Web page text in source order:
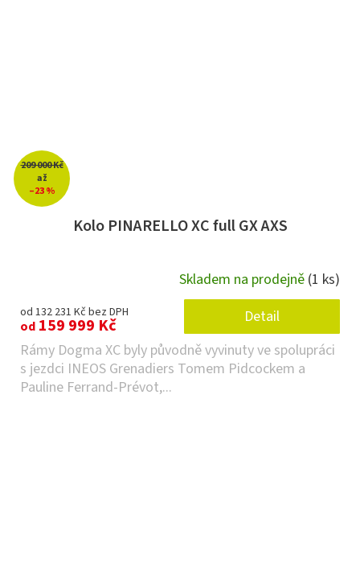
209 000 Kč
až
–23 %
Kolo PINARELLO XC full GX AXS
Skladem na prodejně (1 ks)
od 132 231 Kč bez DPH
od 159 999 Kč
Detail
Rámy Dogma XC byly původně vyvinuty ve spolupráci
s jezdci INEOS Grenadiers Tomem Pidcockem a
Pauline Ferrand-Prévot,...